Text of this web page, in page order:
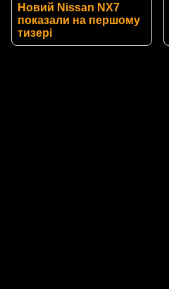
Новий Nissan NX7
показали на першому
тизері